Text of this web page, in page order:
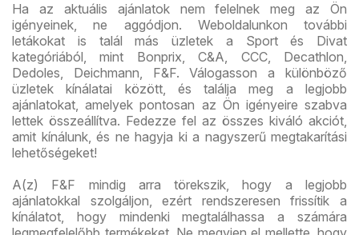
Ha az aktuális ajánlatok nem felelnek meg az Ön
igényeinek, ne aggódjon. Weboldalunkon további
letákokat is talál más üzletek a Sport és Divat
kategóriából, mint Bonprix, C&A, CCC, Decathlon,
Dedoles, Deichmann, F&F. Válogasson a különböző
üzletek kínálatai között, és találja meg a legjobb
ajánlatokat, amelyek pontosan az Ön igényeire szabva
lettek összeállítva. Fedezze fel az összes kiváló akciót,
amit kínálunk, és ne hagyja ki a nagyszerű megtakarítási
lehetőségeket!
A(z) F&F mindig arra törekszik, hogy a legjobb
ajánlatokkal szolgáljon, ezért rendszeresen frissítik a
kínálatot, hogy mindenki megtalálhassa a számára